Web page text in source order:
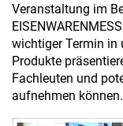
Veranstaltung im
wichtiger Termin in
Produkte
Fachleuten und
aufnehmen können.